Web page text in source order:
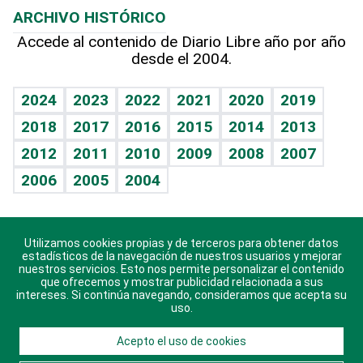
Hablando con el pediatra
Vida y familia
Eñe
Celebrando la vida
Sin complejos
En pocas palabras
Escuchando al corazón
Economía Personal
Línea de hit
TBT Deportivo
Más firmas
Hecho en casa
Guía del dinero
Cumpleaños
Horóscopos
Crucigramas
ARCHIVO HISTÓRICO
Accede al contenido de Diario Libre año por año
desde el 2004.
2024 2023 2022 2021 2020
2019
2018
2017 2016 2015 2014
2013
2012
2011 2010 2009 2008
2007
2006
2005 2004
Descarga nuestras aplicaciones para Android, iOS y
sistema Huawei.
© 2021 Diario Libre, todos los derechos reservados.
Utilizamos cookies propias y de terceros para obtener datos
estadísticos de la navegación de nuestros usuarios y mejorar
nuestros servicios. Esto nos permite personalizar el contenido
que ofrecemos y mostrar publicidad relacionada a sus
intereses. Si continúa navegando, consideramos que acepta su
uso.
Acepto el uso de cookies